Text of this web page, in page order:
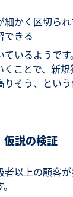
細かく区切ら
できる
ているようで
くことで、新
そう、という
仮説の検証
者以上の顧客